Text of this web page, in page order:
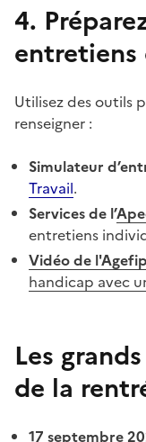
4.
entretiens
Utilisez des outils
renseigner :
Simulateur
Travail.
Services de l’
entretiens
Vidéo de
handicap avec
Les
de la
17 septembre